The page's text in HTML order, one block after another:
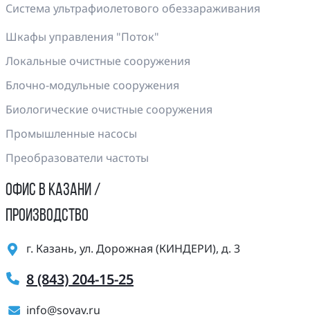
Система ультрафиолетового обеззараживания
Шкафы управления "Поток"
Локальные очистные сооружения
Блочно-модульные сооружения
Биологические очистные сооружения
Промышленные насосы
Преобразователи частоты
ОФИС В КАЗАНИ /
ПРОИЗВОДСТВО
г. Казань, ул. Дорожная (КИНДЕРИ), д. 3
8 (843) 204-15-25
info@sovav.ru